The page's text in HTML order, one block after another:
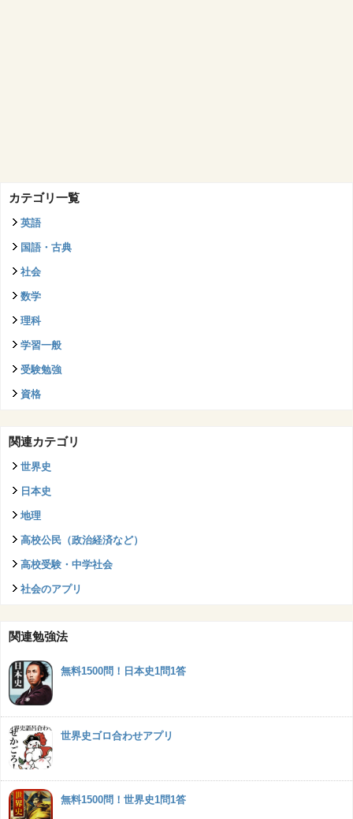
カテゴリ一覧
英語
国語・古典
社会
数学
理科
学習一般
受験勉強
資格
関連カテゴリ
世界史
日本史
地理
高校公民（政治経済など）
高校受験・中学社会
社会のアプリ
関連勉強法
無料1500問！日本史1問1答
世界史ゴロ合わせアプリ
無料1500問！世界史1問1答